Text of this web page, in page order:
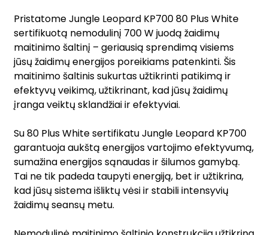
Pristatome Jungle Leopard KP700 80 Plus White
sertifikuotą nemodulinį 700 W juodą žaidimų
maitinimo šaltinį – geriausią sprendimą visiems
jūsų žaidimų energijos poreikiams patenkinti. Šis
maitinimo šaltinis sukurtas užtikrinti patikimą ir
efektyvų veikimą, užtikrinant, kad jūsų žaidimų
įranga veiktų sklandžiai ir efektyviai.
Su 80 Plus White sertifikatu Jungle Leopard KP700
garantuoja aukštą energijos vartojimo efektyvumą,
sumažina energijos sąnaudas ir šilumos gamybą.
Tai ne tik padeda taupyti energiją, bet ir užtikrina,
kad jūsų sistema išliktų vėsi ir stabili intensyvių
žaidimų seansų metu.